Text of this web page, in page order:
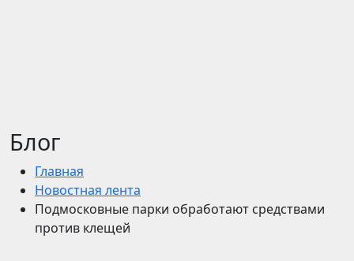
Блог
Главная
Новостная лента
Подмосковные парки обработают средствами
против клещей